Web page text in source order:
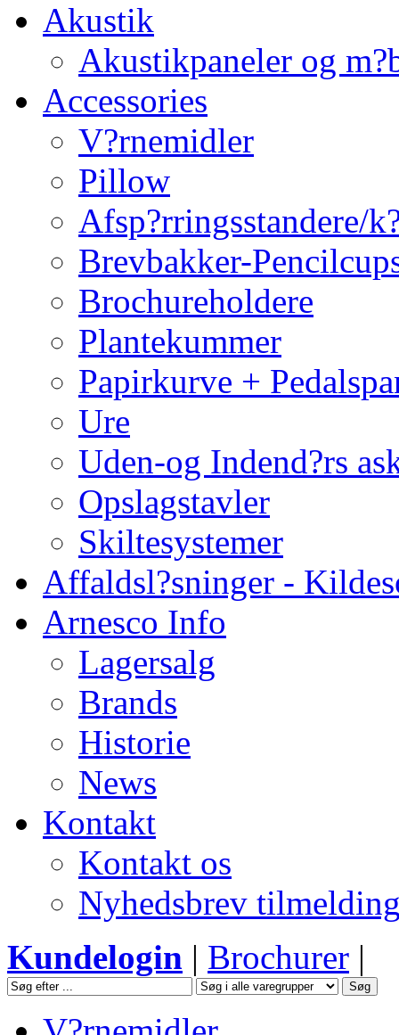
Akustik
Akustikpaneler og
Accessories
V?rnemidler
Pillow
Afsp?rringsstandere/
Brevbakker-
Brochureholdere
Plantekummer
Papirkurve +
Ure
Uden-og Indend?rs
Opslagstavler
Skiltesystemer
Affaldsl?sninger -
Arnesco Info
Lagersalg
Brands
Historie
News
Kontakt
Kontakt os
Nyhedsbrev
Kundelogin | Brochurer |